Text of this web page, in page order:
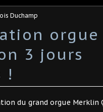
Duchamp
orgue
3 jours
!
du grand orgue Merklin